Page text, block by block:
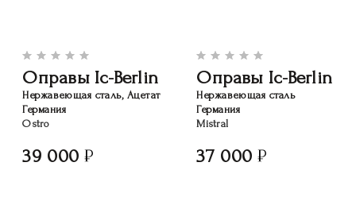
Оправы Ic-Berlin
Нержавеющая сталь, Ацетат
Германия
Ostro
39 000
Оправы Ic-Berlin
Нержавеющая сталь
Германия
Mistral
37 000